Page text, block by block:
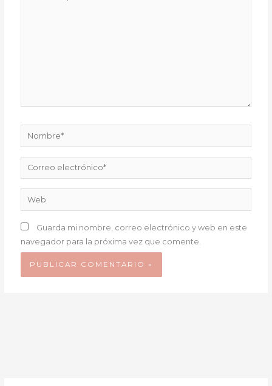
Nombre*
Correo
electrónico*
Web
Guarda mi nombre, correo electrónico y web en este
navegador para la próxima vez que comente.